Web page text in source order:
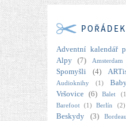
POŘÁDEK
Adventní kalendář
Alpy
(7) Amsterdam
Spomyšli
(4)
Audioknihy (1)
Vršovice (6) Balet
Barefoot
(1) Berlín (2)
Beskydy
(3)